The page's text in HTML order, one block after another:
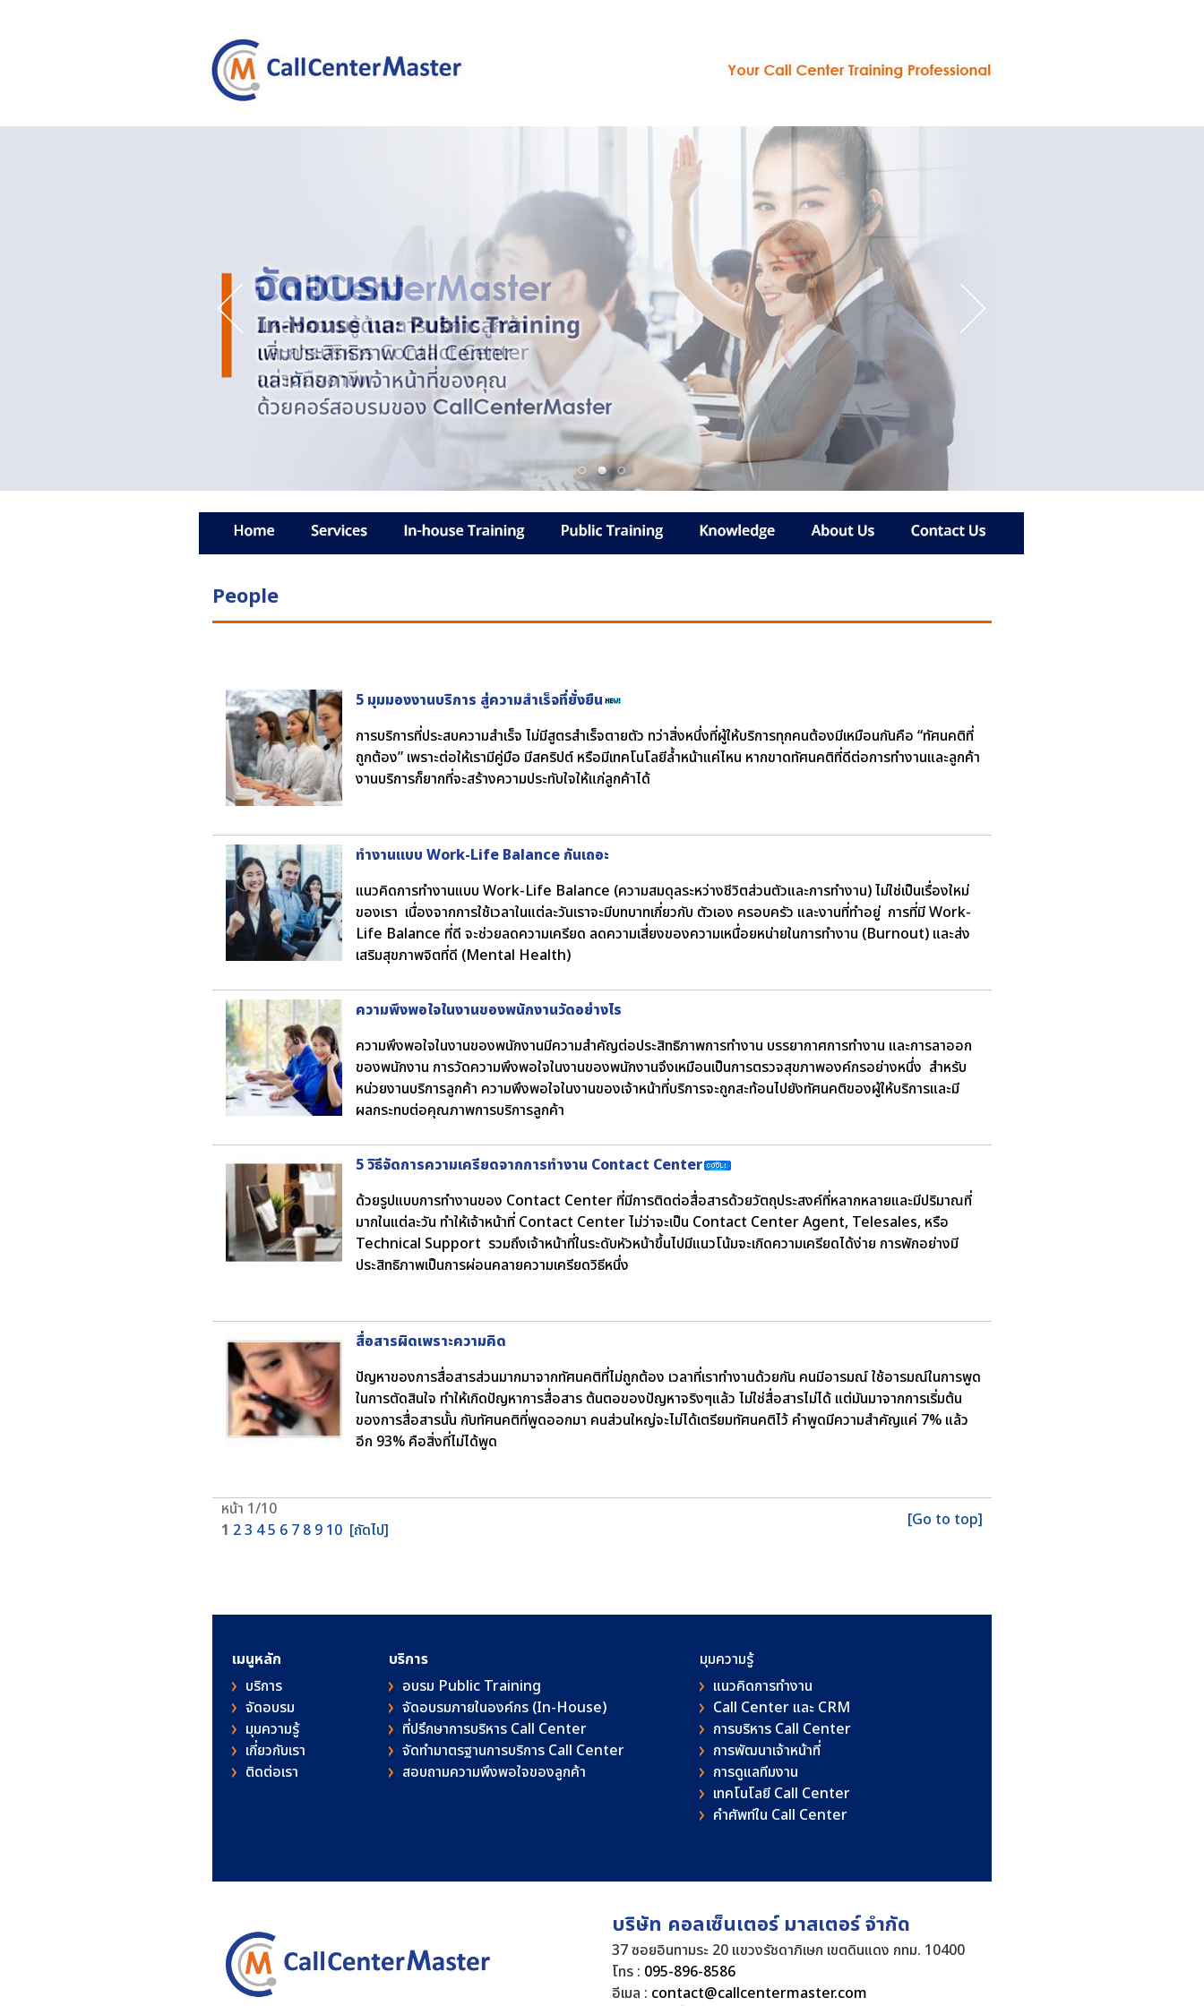
People
5 มุมมองงานบริการ สู่ความสำเร็จที่ยั่งยืน
การบริการที่ประสบความสำเร็จ ไม่มีสูตรสำเร็จตายตัว ทว่าสิ่งหนึ่งที่ผู้ให้บริการทุกคนต้องมีเหมือนกันคือ “ทัศนคติที่
ถูกต้อง” เพราะต่อให้เรามีคู่มือ มีสคริปต์ หรือมีเทคโนโลยีล้ำหน้าแค่ไหน หากขาดทัศนคติที่ดีต่อการทำงานและลูกค้า
งานบริการก็ยากที่จะสร้างความประทับใจให้แก่ลูกค้าได้
ทำงานแบบ Work-Life Balance กันเถอะ
แนวคิดการทำงานแบบ Work-Life Balance (ความสมดุลระหว่างชีวิตส่วนตัวและการทำงาน) ไม่ใช่เป็นเรื่องใหม่
ของเรา เนื่องจากการใช้เวลาในแต่ละวันเราจะมีบทบาทเกี่ยวกับ ตัวเอง ครอบครัว และงานที่ทำอยู่ การที่มี Work-
Life Balance ที่ดี จะช่วยลดความเครียด ลดความเสี่ยงของความเหนื่อยหน่ายในการทำงาน (Burnout) และส่ง
เสริมสุขภาพจิตที่ดี (Mental Health)
ความพึงพอใจในงานของพนักงานวัดอย่างไร
ความพึงพอใจในงานของพนักงานมีความสำคัญต่อประสิทธิภาพการทำงาน บรรยากาศการทำงาน และการลาออก
ของพนักงาน การวัดความพึงพอใจในงานของพนักงานจึงเหมือนเป็นการตรวจสุขภาพองค์กรอย่างหนึ่ง สำหรับ
หน่วยงานบริการลูกค้า ความพึงพอใจในงานของเจ้าหน้าที่บริการจะถูกสะท้อนไปยังทัศนคติของผู้ให้บริการและมี
ผลกระทบต่อคุณภาพการบริการลูกค้า
5 วิธีจัดการความเครียดจากการทำงาน Contact Center
ด้วยรูปแบบการทำงานของ Contact Center ที่มีการติดต่อสื่อสารด้วยวัตถุประสงค์ที่หลากหลายและมีปริมาณที่
มากในแต่ละวัน ทำให้เจ้าหน้าที่ Contact Center ไม่ว่าจะเป็น Contact Center Agent, Telesales, หรือ
Technical Support รวมถึงเจ้าหน้าที่ในระดับหัวหน้าขึ้นไปมีแนวโน้มจะเกิดความเครียดได้ง่าย การพักอย่างมี
ประสิทธิภาพเป็นการผ่อนคลายความเครียดวิธีหนึ่ง
สื่อสารผิดเพราะความคิด
ปัญหาของการสื่อสารส่วนมากมาจากทัศนคติที่ไม่ถูกต้อง เวลาที่เราทำงานด้วยกัน คนมีอารมณ์ ใช้อารมณ์ในการพูด
ในการตัดสินใจ ทำให้เกิดปัญหาการสื่อสาร ต้นตอของปัญหาจริงๆแล้ว ไม่ใช่สื่อสารไม่ได้ แต่มันมาจากการเริ่มต้น
ของการสื่อสารนั้น กับทัศนคติที่พูดออกมา คนส่วนใหญ่จะไม่ได้เตรียมทัศนคติไว้ คำพูดมีความสำคัญแค่ 7% แล้ว
อีก 93% คือสิ่งที่ไม่ได้พูด
หน้า 1/10
1 23 45 6 7 8 9 10 [ถัดไป] [Go to top]
เมนูหลัก
บริการ
จัดอบรม
มุมความรู้
เกี่ยวกับเรา
ติดต่อเรา
บริการ
อบรม Public Training
จัดอบรมภายในองค์กร (In-House)
ที่ปรึกษาการบริหาร Call Center
จัดทำมาตรฐานการบริการ Call Center
สอบถามความพึงพอใจของลูกค้า
มุมความรู้
แนวคิดการทำงาน
Call Center และ CRM
การบริหาร Call Center
การพัฒนาเจ้าหน้าที่
การดูแลทีมงาน
เทคโนโลยี Call Center
คําศัพท์ใน Call Center
บริษัท คอลเซ็นเตอร์ มาสเตอร์ จำกัด
37 ซอยอินทามระ 20 แขวงรัชดาภิเษก เขตดินแดง กทม. 10400
โทร : 095-896-8586
อีเมล : contact@callcentermaster.com